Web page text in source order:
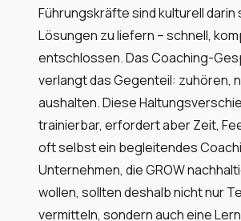
Führungskräfte sind kulturell darin
Lösungen zu liefern – schnell,
entschlossen. Das Coaching-
verlangt das Gegenteil: zuhören,
aushalten. Diese
trainierbar, erfordert aber Zeit,
oft selbst ein begleitendes
Unternehmen, die GROW
wollen, sollten deshalb nicht nur
vermitteln, sondern auch eine